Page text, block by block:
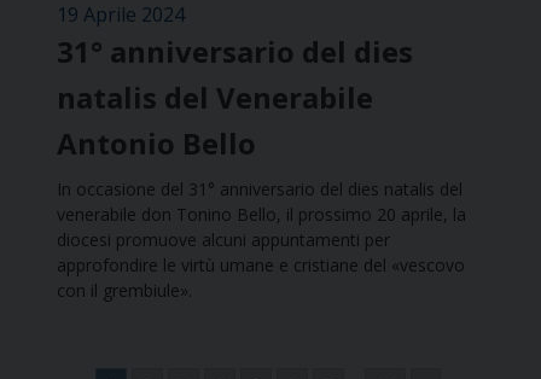
19 Aprile 2024
31° anniversario del dies
natalis del Venerabile
Antonio Bello
In occasione del 31° anniversario del dies natalis del
venerabile don Tonino Bello, il prossimo 20 aprile, la
diocesi promuove alcuni appuntamenti per
approfondire le virtù umane e cristiane del «vescovo
con il grembiule».